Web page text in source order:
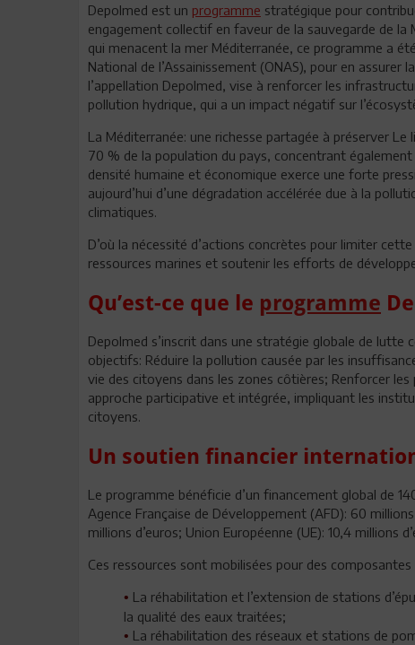
Depolmed est un programme stratégique pour
engagement collectif en faveur de la sauvegarde de
qui menacent la mer Méditerranée, ce programme a
National de l’Assainissement (ONAS), pour en
l’appellation Depolmed, vise à renforcer les
pollution hydrique, qui a un impact négatif sur
La Méditerranée: une richesse partagée à préserver
70 % de la population du pays, concentrant
densité humaine et économique exerce une forte
aujourd’hui d’une dégradation accélérée due à la
climatiques.
D’où la nécessité d’actions concrètes pour limiter
ressources marines et soutenir les efforts de
Qu’est-ce que le programme
Depolmed s’inscrit dans une stratégie globale de
objectifs: Réduire la pollution causée par les
vie des citoyens dans les zones côtières; Renforcer
approche participative et intégrée, impliquant les
citoyens.
Un soutien financier
Le programme bénéficie d’un financement global de
Agence Française de Développement (AFD): 60
millions d’euros; Union Européenne (UE): 10,4 millions
Ces ressources sont mobilisées pour des composantes
• La réhabilitation et l’extension de stations
la qualité des eaux traitées;
• La réhabilitation des réseaux et stations de